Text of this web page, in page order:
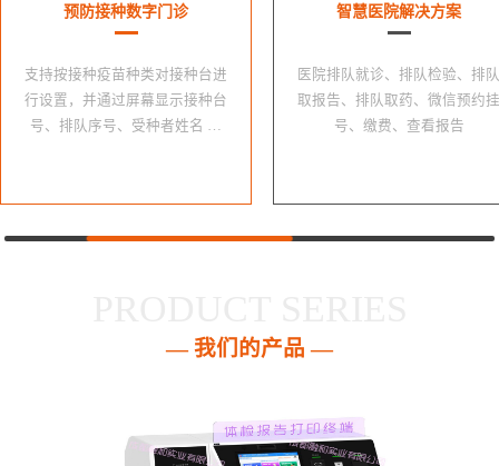
预防接种数字门诊
支持按接种疫苗种类对接种台进
行设置，并通过屏幕显示接种台
号、排队序号、受种者姓名 …
智慧医院解决方案
医院排队就诊、排队检验、排队
取报告、排队取药、微信预约挂
号、缴费、查看报告
— 我们的产品 —